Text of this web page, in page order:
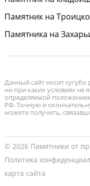
Памятник на
Памятника на
Данный сайт носит
ни при каких условиях не
определяемой
РФ. Точную и
можете получить,
© 2026 Памятники от
Политика
карта сайта